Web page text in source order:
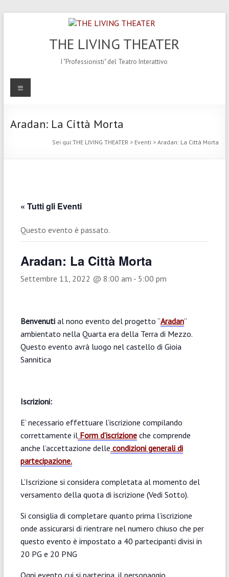
THE LIVING THEATER
I "Professionisti" del Teatro Interattivo
Menu
Aradan: La Città Morta
Sei qui:THE LIVING THEATER > Eventi >Aradan: La Città Morta
« Tutti gli Eventi
Questo evento è passato.
Aradan: La Città Morta
Settembre 11, 2022 @ 8:00 am - 5:00 pm
Benvenutial nono evento del progetto “Aradan”
ambientato nella Quarta era della Terra di Mezzo.
Questo evento avrà luogo nel castello di Gioia
Sannitica
Iscrizioni:
E’ necessario effettuare l’iscrizione compilando
correttamente ilForm d’iscrizioneche comprende
anche l’accettazione delle condizioni generali di
partecipazione.
L’Iscrizione si considera completata al momento del
versamento della quota di iscrizione (Vedi Sotto).
Si consiglia di completare quanto prima l’iscrizione
onde assicurarsi di rientrare nel numero chiuso che per
questo evento è impostato a 40 partecipanti divisi in
20 PG e 20 PNG
Ogni evento cui si partecipa, il personaggio